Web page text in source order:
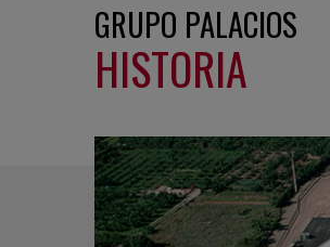
HISTORIA
GRUPO PALACIOS